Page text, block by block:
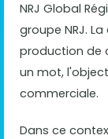
NRJ Global
groupe NRJ.
production de
un mot,
commerciale.
Dans ce